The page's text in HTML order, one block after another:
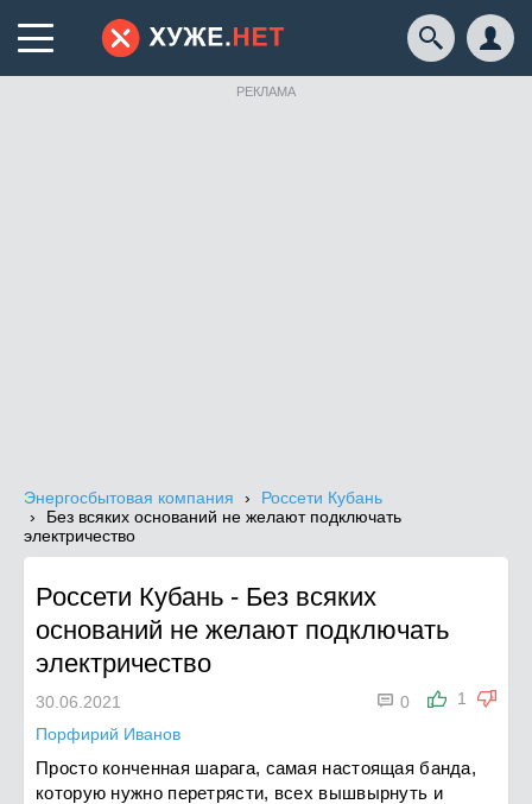
РЕКЛАМА
Энергосбытовая компания
Россети Кубань
Без всяких оснований не желают подключать
электричество
Россети Кубань - Без всяких
оснований не желают подключать
электричество
1
 0
30.06.2021
Порфирий Иванов
Просто конченная шарага, самая настоящая банда,
которую нужно перетрясти, всех вышвырнуть и